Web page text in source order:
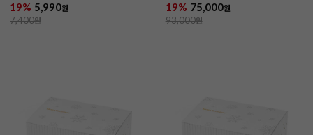
19% 5,990원
7,400원
19% 75,000원
93,000원